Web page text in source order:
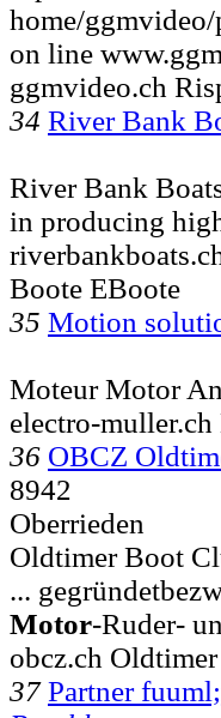
home/
on line
ggmvideo.ch
34 River Bank
River Bank
in producing
Boote EBoote
35 Motion
Moteur Motor
electro-
36 OBCZ
8942
Oberrieden
Oldtimer Boot
...
Motor-Ruder-
obcz.ch
37 Partner